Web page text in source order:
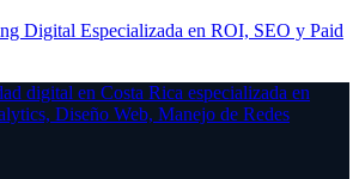
Digital Especializada en ROI, SEO y Paid